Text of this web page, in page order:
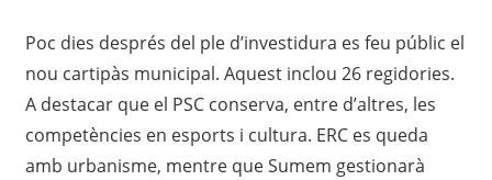
Poc dies després del ple d’investidura es feu públic el
nou cartipàs municipal. Aquest inclou 26 regidories.
A destacar que el PSC conserva, entre d’altres, les
competències en esports i cultura. ERC es queda
amb urbanisme, mentre que Sumem gestionarà